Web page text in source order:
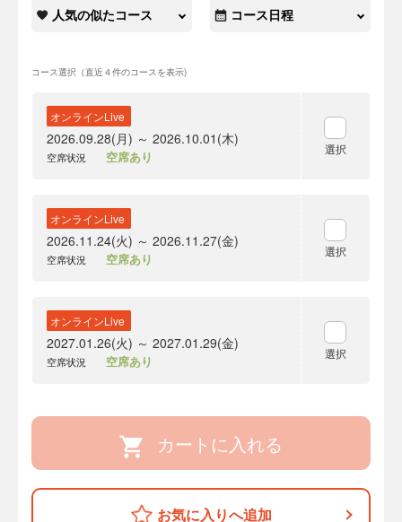
人気の似たコース コース日程
コース選択（直近４件のコースを表示)
オンラインLive
2026.09.28(月) ～ 2026.10.01(木)
空席状況 空席あり 選択
オンラインLive
2026.11.24(火) ～ 2026.11.27(金)
空席状況 空席あり 選択
オンラインLive
2027.01.26(火) ～ 2027.01.29(金)
空席状況 空席あり 選択
カートに入れる
お気に入りへ追加